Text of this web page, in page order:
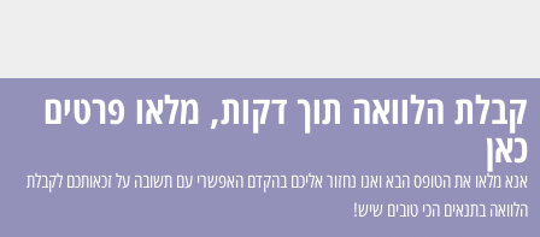
קבלת הלוואה תוך דקות, מלאו פרטים
כאן
אנא מלאו את הטופס הבא ואנו נחזור אליכם בהקדם האפשרי עם תשובה על זכאותכם לקבלת
הלוואה בתנאים הכי טובים שיש!